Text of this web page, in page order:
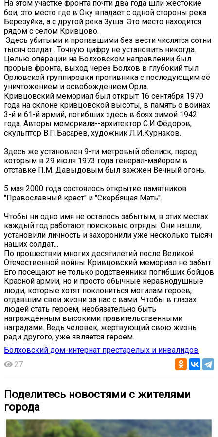
На этом участке фронта почти два года шли жестокие
бои, это место где в Оку впадает с одной стороны река
Березуйка, а с другой река Зуша. Это место находится
рядом с селом Кривцово.
️ Здесь убитыми и пропавшими без вести числятся сотни
тысяч солдат…Точную цифру не установить никогда.
Целью операции на Болховском направлении был
прорыв фронта, выход через Болхов в глубокий тыл
Орловской группировки противника с последующим её
уничтожением и освобождением Орла.
️Кривцовский мемориал был открыт 16 сентября 1970
года на склоне кривцовской высоты, в память о воинах
3-й и 61-й армий, погибших здесь в боях зимой 1942
года. Авторы мемориала--архитектор С.И.Фёдоров,
скульптор В.П.Басарев, художник Л.И.Курнаков.
Здесь же установлен 9-ти метровый обелиск, перед
которым в 29 июля 1973 года генерал-майором в
отставке П.М. Давыдовым был зажжен Вечный огонь.
️5 мая 2000 года состоялось открытие памятников
"Православный крест" и "Скорбящая Мать".
Чтобы ни одно имя не осталось забытым, в этих местах
каждый год работают поисковые отряды. Они нашли,
установили личность и захоронили уже несколько тысяч
наших солдат...
По прошествии многих десятилетий после Великой
Отечественной войны Кривцовский мемориал не забыт.
Его посещают не только родственники погибших бойцов
Красной армии, но и просто обычные неравнодушные
люди, которые хотят поклониться могилам героев,
отдавшим свои жизни за нас с вами. Чтобы в глазах
людей стать героем, необязательно быть
награждённым высокими правительственными
наградами. Ведь человек, жертвующий свою жизнь
ради другого, уже является героем.
Болховский дом-интернат престарелых и инвалидов
27
Поделитесь новостями с жителями
города